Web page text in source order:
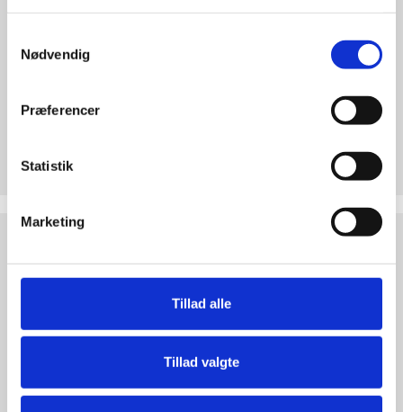
Nødvendig
Præferencer
Statistik
Marketing
Tillad alle
Tillad valgte
Hjertelig tak for ethvert bidrag til Retten til Liv
Test
argumenter